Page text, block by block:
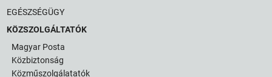
EGÉSZSÉGÜGY
KÖZSZOLGÁLTATÓK
Magyar Posta
Közbiztonság
Közműszolgálatatók